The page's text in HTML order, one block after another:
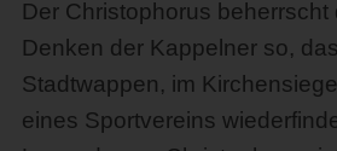
Der Christophorus beherrscht
Denken der Kappelner so,
Stadtwappen, im
eines Sportvereins